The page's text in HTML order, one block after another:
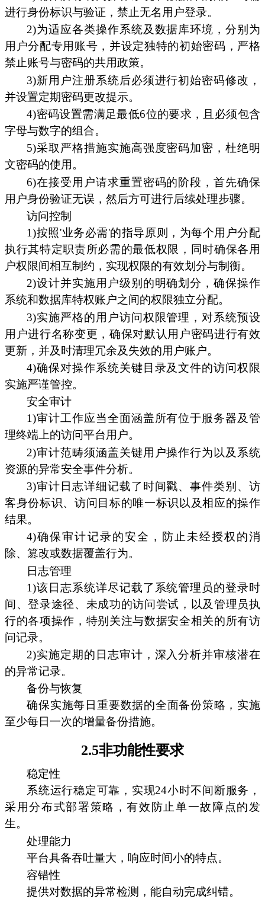
进行身份标识与验证，禁止无名用户登录。
2)为适应各类操作系统及数据库环境，分别为
用户分配专用账号，并设定独特的初始密码，严格
禁止账号与密码的共用政策。
3)新用户注册系统后必须进行初始密码修改，
并设置定期密码更改提示。
4)密码设置需满足最低6位的要求，且必须包含
字母与数字的组合。
5)采取严格措施实施高强度密码加密，杜绝明
文密码的使用。
6)在接受用户请求重置密码的阶段，首先确保
用户身份验证无误，然后方可进行后续处理步骤。
访问控制
1)按照'业务必需'的指导原则，为每个用户分配
执行其特定职责所必需的最低权限，同时确保各用
户权限间相互制约，实现权限的有效划分与制衡。
2)设计并实施用户级别的明确划分，确保操作
系统和数据库特权账户之间的权限独立分配。
3)实施严格的用户访问权限管理，对系统预设
用户进行名称变更，确保对默认用户密码进行有效
更新，并及时清理冗余及失效的用户账户。
4)确保对操作系统关键目录及文件的访问权限
实施严谨管控。
安全审计
1)审计工作应当全面涵盖所有位于服务器及管
理终端上的访问平台用户。
2)审计范畴须涵盖关键用户操作行为以及系统
资源的异常安全事件分析。
3)审计日志详细记载了时间戳、事件类别、访
客身份标识、访问目标的唯一标识以及相应的操作
结果。
4)确保审计记录的安全，防止未经授权的消
除、篡改或数据覆盖行为。
日志管理
1)该日志系统详尽记载了系统管理员的登录时
间、登录途径、未成功的访问尝试，以及管理员执
行的各项操作，特别关注与数据安全相关的所有访
问记录。
2)实施定期的日志审计，深入分析并审核潜在
的异常记录。
备份与恢复
确保实施每日重要数据的全面备份策略，实施
至少每日一次的增量备份措施。
2.5非功能性要求
稳定性
系统运行稳定可靠，实现24小时不间断服务，
采用分布式部署策略，有效防止单一故障点的发
生。
处理能力
平台具备吞吐量大，响应时间小的特点。
容错性
提供对数据的异常检测，能自动完成纠错。